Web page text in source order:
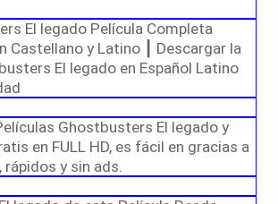
El legado Película Completa
Castellano y Latino ┃ Descargar la
El legado en Español Latino
Ghostbusters El legado y
en FULL HD, es fácil en gracias a
rápidos y sin ads.